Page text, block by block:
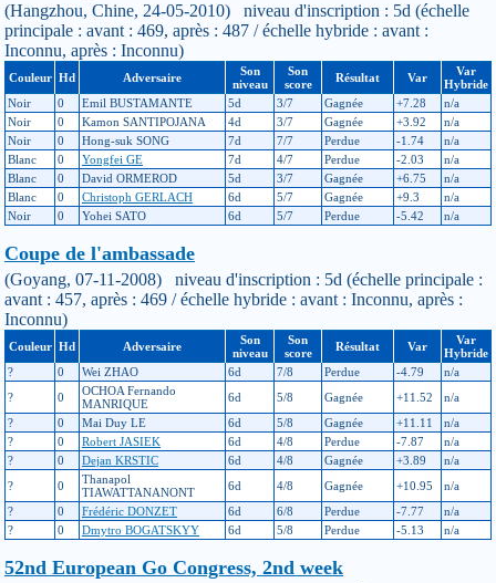
(Hangzhou, Chine, 24-05-2010) niveau d'inscription : 5d (échelle
principale : avant : 469, après : 487 / échelle hybride : avant :
Inconnu, après : Inconnu)
Couleur Hd Adversaire
Son
niveau
Son
score
Résultat Var
Var
Hybride
Noir
0 Emil BUSTAMANTE 5d 3/7 Gagnée +7.28
n/a
Noir
0 Kamon SANTIPOJANA 4d 3/7 Gagnée +3.92
n/a
Noir
0 Hong-suk SONG 7d 7/7 Perdue -1.74
n/a
Blanc
0 Yongfei GE 7d 4/7 Perdue -2.03
n/a
Blanc
0 David ORMEROD 5d 3/7 Gagnée +6.75
n/a
Blanc
0 Christoph GERLACH 6d 5/7 Gagnée +9.3
n/a
Noir
0 Yohei SATO 6d 5/7 Perdue -5.42 n/a
Coupe de l'ambassade
(Goyang, 07-11-2008) niveau d'inscription : 5d (échelle principale :
avant : 457, après : 469 / échelle hybride : avant : Inconnu, après :
Inconnu)
Couleur Hd Adversaire
Son
niveau
Son
score
Résultat Var
Var
Hybride
?
0 Wei ZHAO 6d 7/8 Perdue -4.79
n/a
?
0
OCHOA Fernando
MANRIQUE
6d 5/8 Gagnée +11.52
n/a
?
0 Mai Duy LE 6d 5/8 Gagnée +11.11
n/a
?
0 Robert JASIEK 6d 4/8 Perdue -7.87
n/a
?
0 Dejan KRSTIC 6d 4/8 Gagnée +3.89
n/a
?
0
Thanapol
TIAWATTANANONT
6d 4/8 Gagnée +10.95
n/a
?
0 Frédéric DONZET 6d 6/8 Perdue -7.77
n/a
?
0 Dmytro BOGATSKYY 6d 5/8 Perdue -5.13 n/a
52nd European Go Congress, 2nd week